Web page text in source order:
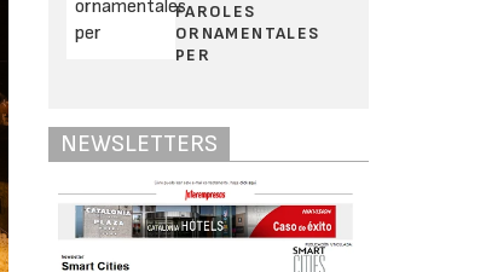
FAROLES
ORNAMENTALES
PER
NEWSLETTERS